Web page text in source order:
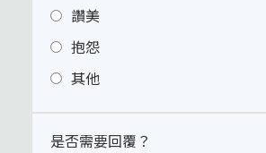
讚美
抱怨
其他
是否需要回覆？